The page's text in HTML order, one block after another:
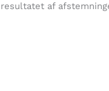
resultatet af